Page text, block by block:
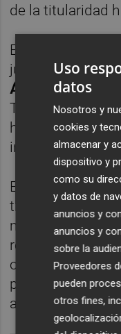
de la titularidad
El Murcia
jugador, pero
Ángel García
Twitter
habrían tomado
incorporarlo.
El puesto de
tratará de cubrir
mercado. Los
reforzar el
otras posiciones
perfiles que
antes, tienen
Uso
datos
Nosotros y
cookies y
almacenar y
dispositivo y
como su
y datos de
anuncios y
anuncios y
sobre la
Proveedores
pueden
otros fines,